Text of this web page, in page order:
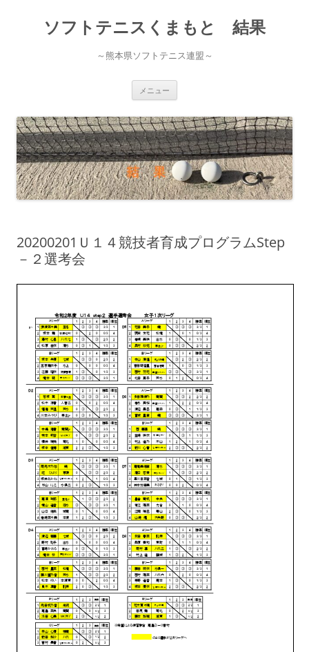
ソフトテニスくまもと 結果
～熊本県ソフトテニス連盟～
メニュー
ン
ツ
へ
ス
キ
ッ
プ
20200201Ｕ１４競技者育成プログラムStep
－２選考会